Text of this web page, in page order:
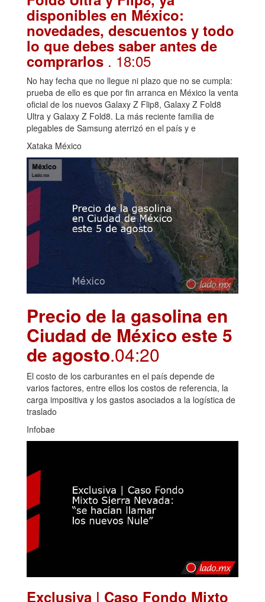
disponibles en México:
novedades, descuentos y todo
lo que debes saber antes de
comprarlos . 18:05
No hay fecha que no llegue ni plazo que no se cumpla:
prueba de ello es que por fin arranca en México la venta
oficial de los nuevos Galaxy Z Flip8, Galaxy Z Fold8
Ultra y Galaxy Z Fold8. La más reciente familia de
plegables de Samsung aterrizó en el país y e
Xataka México
Precio de la gasolina en
Ciudad de México este 5
de agosto.04:20
El costo de los carburantes en el país depende de
varios factores, entre ellos los costos de referencia, la
carga impositiva y los gastos asociados a la logística de
traslado
Infobae
Exclusiva | Caso Fondo Mixto